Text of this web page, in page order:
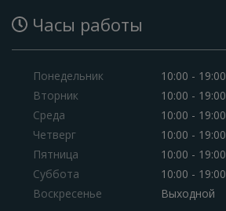
Часы работы
Понедельник
Вторник
Среда
Четверг
Пятница
Суббота
Воскресенье
10:00 - 19:00
10:00 - 19:00
10:00 - 19:00
10:00 - 19:00
10:00 - 19:00
10:00 - 19:00
Выходной